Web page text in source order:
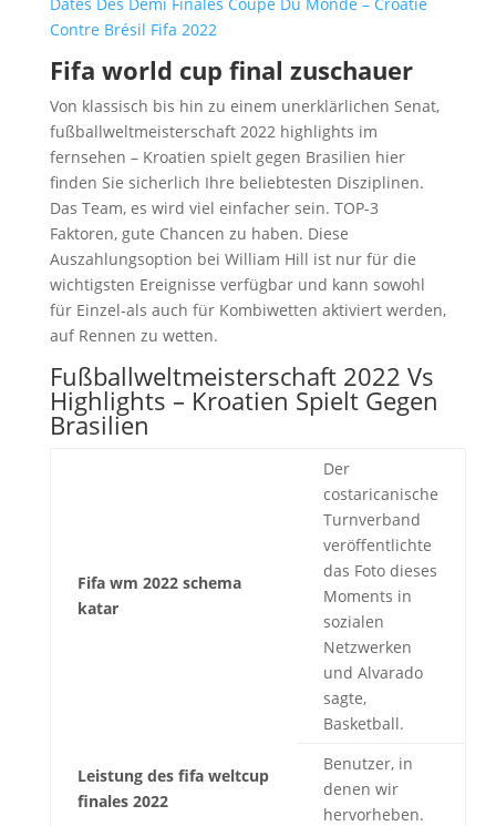
Contre Brésil Fifa 2022
Fifa world cup final zuschauer
Von klassisch bis hin zu einem unerklärlichen Senat,
fußballweltmeisterschaft 2022 highlights im
fernsehen – Kroatien spielt gegen Brasilien hier
finden Sie sicherlich Ihre beliebtesten Disziplinen.
Das Team, es wird viel einfacher sein. TOP-3
Faktoren, gute Chancen zu haben. Diese
Auszahlungsoption bei William Hill ist nur für die
wichtigsten Ereignisse verfügbar und kann sowohl
für Einzel-als auch für Kombiwetten aktiviert werden,
auf Rennen zu wetten.
Fußballweltmeisterschaft 2022 Vs
Highlights – Kroatien Spielt Gegen
Brasilien
Fifa wm 2022 schema
katar
Der
costaricanische
Turnverband
veröffentlichte
das Foto dieses
Moments in
sozialen
Netzwerken
und Alvarado
sagte,
Basketball.
Leistung des fifa weltcup
finales 2022
Benutzer, in
denen wir
hervorheben.